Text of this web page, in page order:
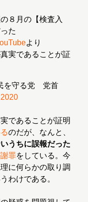
８月の【検査入
た
より
実であることが証
を守る党 党首
であることが証明
のだが、なんと、
うちに誤報だった
罪をしている。今
に何らかの取り調
わけである。